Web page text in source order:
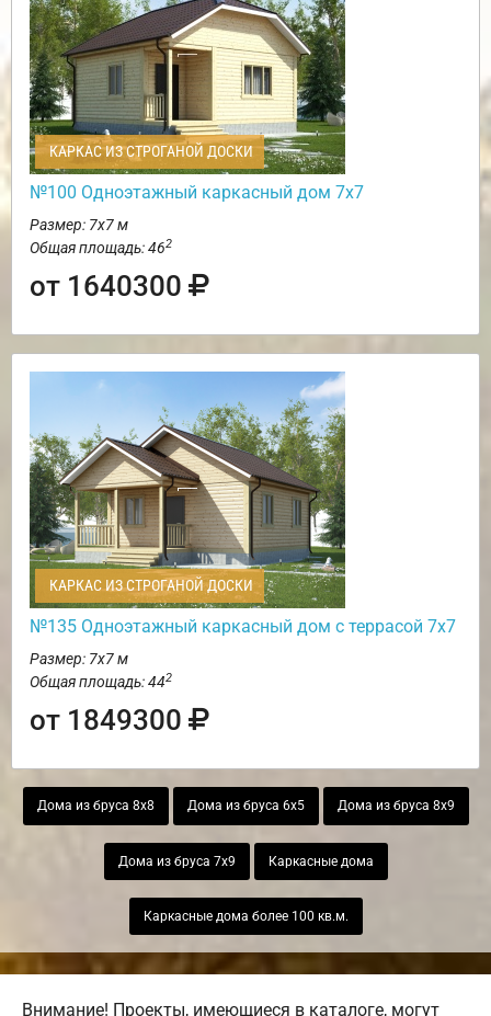
КАРКАС ИЗ СТРОГАНОЙ ДОСКИ
№100 Одноэтажный каркасный дом 7х7
Размер: 7х7 м
Общая площадь: 462
от 1640300
КАРКАС ИЗ СТРОГАНОЙ ДОСКИ
№135 Одноэтажный каркасный дом с террасой 7х7
Размер: 7х7 м
Общая площадь: 442
от 1849300
Дома из бруса 8х8 Дома из бруса 6х5 Дома из бруса 8х9
Дома из бруса 7х9 Каркасные дома
Каркасные дома более 100 кв.м.
Внимание! Проекты, имеющиеся в каталоге, могут